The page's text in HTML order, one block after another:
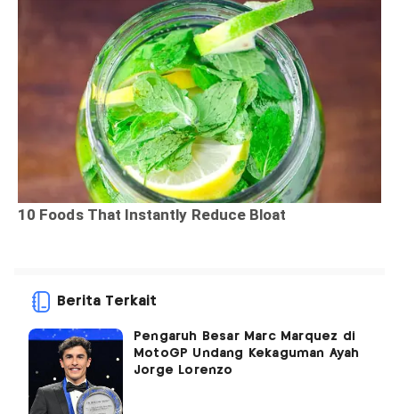
Berita Terkait
Pengaruh Besar Marc Marquez di
MotoGP Undang Kekaguman Ayah
Jorge Lorenzo